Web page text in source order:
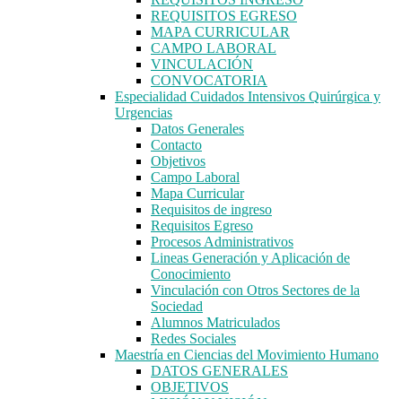
REQUISITOS EGRESO
MAPA CURRICULAR
CAMPO LABORAL
VINCULACIÓN
CONVOCATORIA
Especialidad Cuidados Intensivos Quirúrgica y
Urgencias
Datos Generales
Contacto
Objetivos
Campo Laboral
Mapa Curricular
Requisitos de ingreso
Requisitos Egreso
Procesos Administrativos
Lineas Generación y Aplicación de
Conocimiento
Vinculación con Otros Sectores de la
Sociedad
Alumnos Matriculados
Redes Sociales
Maestría en Ciencias del Movimiento Humano
DATOS GENERALES
OBJETIVOS